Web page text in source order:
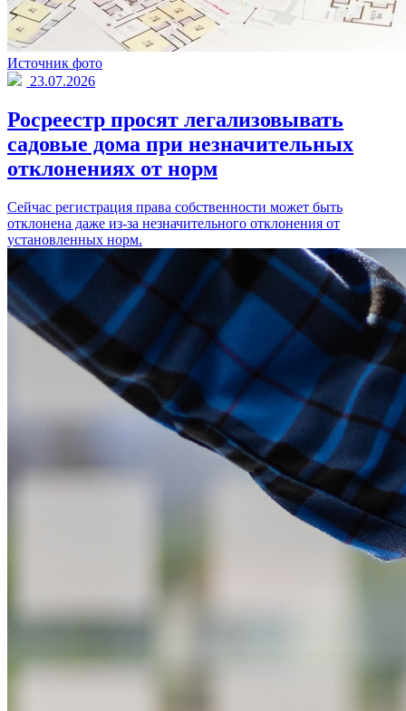
Источник фото
23.07.2026
Росреестр просят легализовывать
садовые дома при незначительных
отклонениях от норм
Сейчас регистрация права собственности может быть
отклонена даже из-за незначительного отклонения от
установленных норм.